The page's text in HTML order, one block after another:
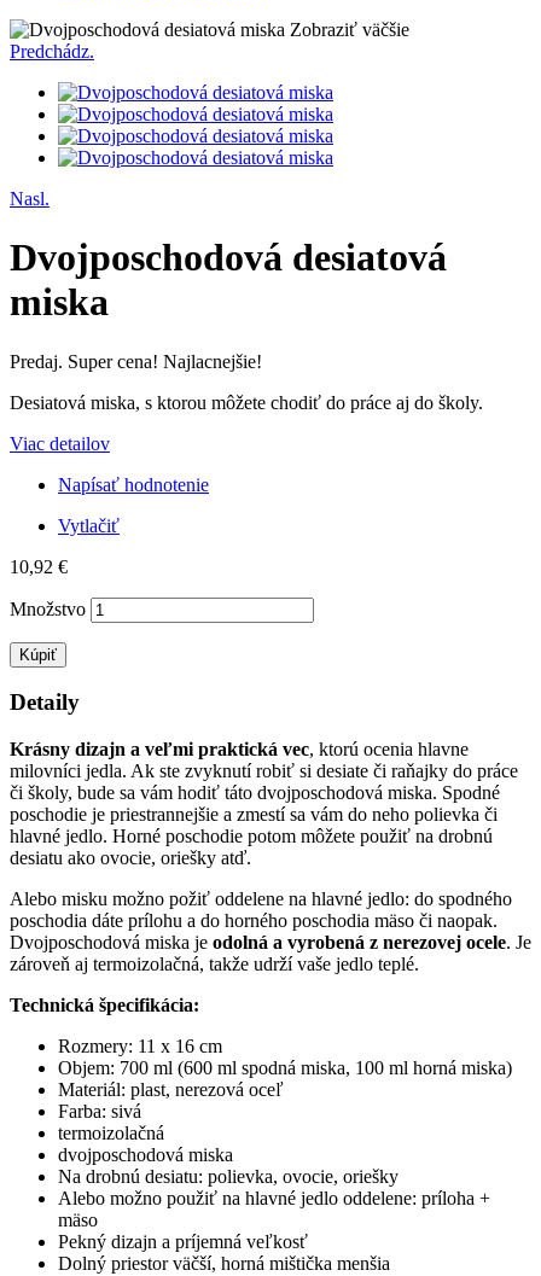
Zobraziť väčšie
Predchádz.
Nasl.
Dvojposchodová desiatová
miska
Predaj. Super cena! Najlacnejšie!
Desiatová miska, s ktorou môžete chodiť do práce aj do školy.
Viac detailov
Napísať hodnotenie
Vytlačiť
10,92 €
Množstvo
Kúpiť
Detaily
Krásny dizajn a veľmi praktická vec, ktorú ocenia hlavne
milovníci jedla. Ak ste zvyknutí robiť si desiate či raňajky do práce
či školy, bude sa vám hodiť táto dvojposchodová miska. Spodné
poschodie je priestrannejšie a zmestí sa vám do neho polievka či
hlavné jedlo. Horné poschodie potom môžete použiť na drobnú
desiatu ako ovocie, oriešky atď.
Alebo misku možno požiť oddelene na hlavné jedlo: do spodného
poschodia dáte prílohu a do horného poschodia mäso či naopak.
Dvojposchodová miska je odolná a vyrobená z nerezovej ocele. Je
zároveň aj termoizolačná, takže udrží vaše jedlo teplé.
Technická špecifikácia:
Rozmery: 11 x 16 cm
Objem: 700 ml (600 ml spodná miska, 100 ml horná miska)
Materiál: plast, nerezová oceľ
Farba: sivá
termoizolačná
dvojposchodová miska
Na drobnú desiatu: polievka, ovocie, oriešky
Alebo možno použiť na hlavné jedlo oddelene: príloha +
mäso
Pekný dizajn a príjemná veľkosť
Dolný priestor väčší, horná mištička menšia